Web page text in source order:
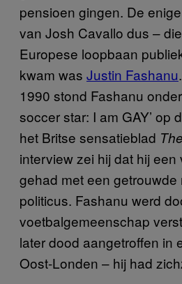
pensioen gingen. De
van Josh Cavallo dus –
Europese loopbaan
kwam was Justin Fashanu
1990 stond Fashanu
soccer star: I am GAY’ op
het Britse sensatieblad
interview zei hij dat hij
gehad met een getrouwde
politicus. Fashanu werd
voetbalgemeenschap
later dood aangetroffen in
Oost-Londen – hij had